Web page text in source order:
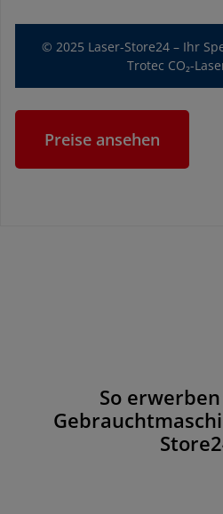
© 2025 Laser-Store24 – Ihr
Trotec CO₂-
Preise ansehen
So